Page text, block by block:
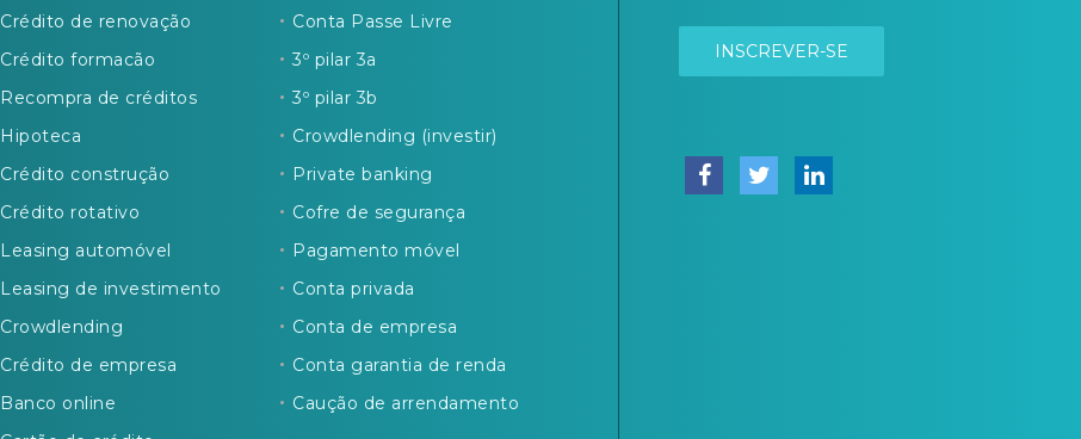
Crédito de renovação
Crédito formacão
Recompra de créditos
Hipoteca
Crédito construção
Crédito rotativo
Leasing automóvel
Leasing de investimento
Crowdlending
Crédito de empresa
Banco online
Conta Passe Livre
3º pilar 3a
3º pilar 3b
Crowdlending (investir)
Private banking
Cofre de segurança
Pagamento móvel
Conta privada
Conta de empresa
Conta garantia de renda
Caução de arrendamento
INSCREVER-SE